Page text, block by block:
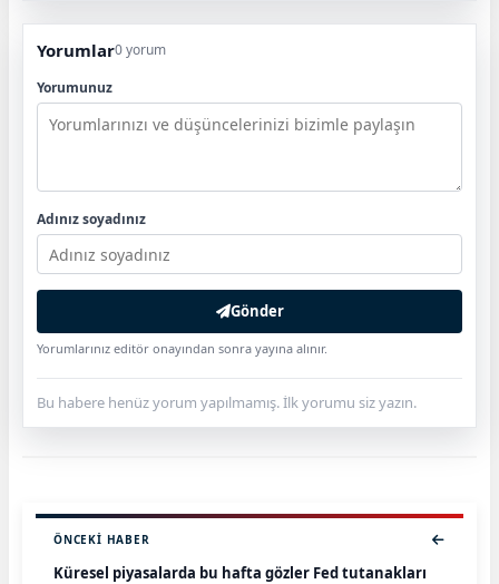
Yorumlar0 yorum
Yorumunuz
Adınız soyadınız
Gönder
Yorumlarınız editör onayından sonra yayına alınır.
Bu habere henüz yorum yapılmamış. İlk yorumu siz yazın.
ÖNCEKI HABER
Küresel piyasalarda bu hafta gözler Fed tutanakları